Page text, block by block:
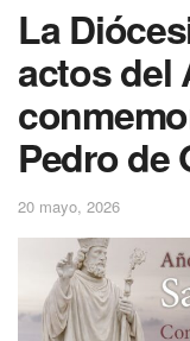
La
actos del
Pedro de
20 mayo, 2026